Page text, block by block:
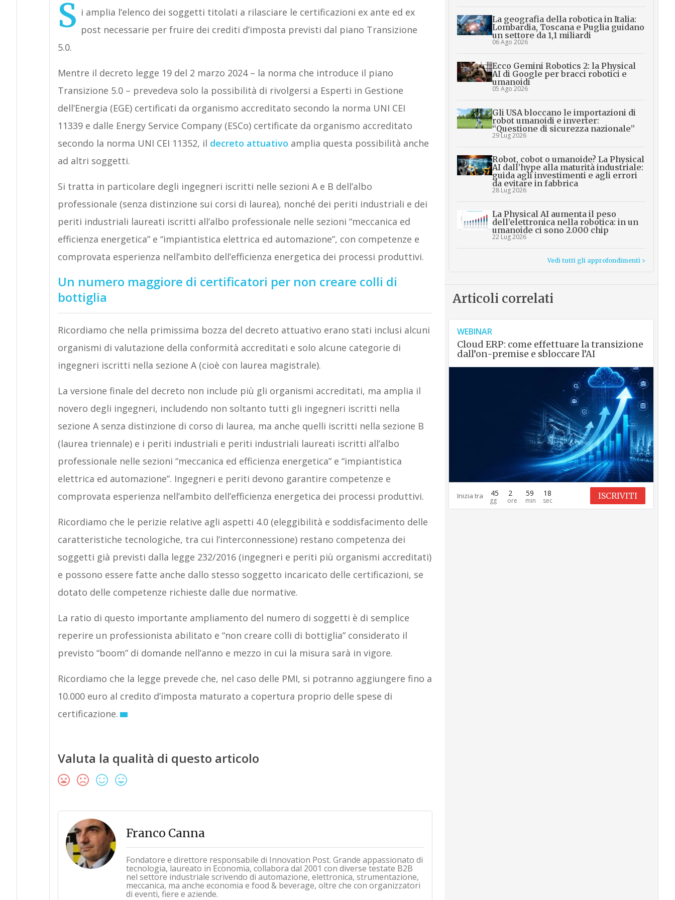
S i amplia l’elenco dei soggetti titolati a rilasciare le certificazioni ex ante ed ex
post necessarie per fruire dei crediti d’imposta previsti dal piano Transizione
5.0.
Mentre il decreto legge 19 del 2 marzo 2024 – la norma che introduce il piano
Transizione 5.0 – prevedeva solo la possibilità di rivolgersi a Esperti in Gestione
dell’Energia (EGE) certificati da organismo accreditato secondo la norma UNI CEI
11339 e dalle Energy Service Company (ESCo) certificate da organismo accreditato
secondo la norma UNI CEI 11352, il decreto attuativo amplia questa possibilità anche
ad altri soggetti.
Si tratta in particolare degli ingegneri iscritti nelle sezioni A e B dell’albo
professionale (senza distinzione sui corsi di laurea), nonché dei periti industriali e dei
periti industriali laureati iscritti all’albo professionale nelle sezioni “meccanica ed
efficienza energetica” e “impiantistica elettrica ed automazione”, con competenze e
comprovata esperienza nell’ambito dell’efficienza energetica dei processi produttivi.
Un numero maggiore di certificatori per non creare colli di
bottiglia
Ricordiamo che nella primissima bozza del decreto attuativo erano stati inclusi alcuni
organismi di valutazione della conformità accreditati e solo alcune categorie di
ingegneri iscritti nella sezione A (cioè con laurea magistrale).
La versione finale del decreto non include più gli organismi accreditati, ma amplia il
novero degli ingegneri, includendo non soltanto tutti gli ingegneri iscritti nella
sezione A senza distinzione di corso di laurea, ma anche quelli iscritti nella sezione B
(laurea triennale) e i periti industriali e periti industriali laureati iscritti all’albo
professionale nelle sezioni “meccanica ed efficienza energetica” e “impiantistica
elettrica ed automazione”. Ingegneri e periti devono garantire competenze e
comprovata esperienza nell’ambito dell’efficienza energetica dei processi produttivi.
Ricordiamo che le perizie relative agli aspetti 4.0 (eleggibilità e soddisfacimento delle
caratteristiche tecnologiche, tra cui l’interconnessione) restano competenza dei
soggetti già previsti dalla legge 232/2016 (ingegneri e periti più organismi accreditati)
e possono essere fatte anche dallo stesso soggetto incaricato delle certificazioni, se
dotato delle competenze richieste dalle due normative.
La ratio di questo importante ampliamento del numero di soggetti è di semplice
reperire un professionista abilitato e “non creare colli di bottiglia” considerato il
previsto “boom” di domande nell’anno e mezzo in cui la misura sarà in vigore.
Ricordiamo che la legge prevede che, nel caso delle PMI, si potranno aggiungere fino a
10.000 euro al credito d’imposta maturato a copertura proprio delle spese di
certificazione.
Valuta la qualità di questo articolo
Franco Canna
Fondatore e direttore responsabile di Innovation Post. Grande appassionato di
tecnologia, laureato in Economia, collabora dal 2001 con diverse testate B2B
nel settore industriale scrivendo di automazione, elettronica, strumentazione,
meccanica, ma anche economia e food & beverage, oltre che con organizzatori
di eventi, fiere e aziende.
La geografia della robotica in Italia:
Lombardia, Toscana e Puglia guidano
un settore da 1,1 miliardi
06 Ago 2026
Ecco Gemini Robotics 2: la Physical
AI di Google per bracci robotici e
umanoidi
05 Ago 2026
Gli USA bloccano le importazioni di
robot umanoidi e inverter:
“Questione di sicurezza nazionale”
29 Lug 2026
Robot, cobot o umanoide? La Physical
AI dall’hype alla maturità industriale:
guida agli investimenti e agli errori
da evitare in fabbrica
28 Lug 2026
La Physical AI aumenta il peso
dell’elettronica nella robotica: in un
umanoide ci sono 2.000 chip
22 Lug 2026
Vedi tutti gli approfondimenti >
Articoli correlati
WEBINAR
Cloud ERP: come effettuare la transizione
dall’on-premise e sbloccare l’AI
Inizia tra 45 2 59 17 ISCRIVITI